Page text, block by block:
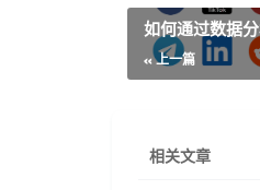
如何通过数据
« 上一篇
相关文章